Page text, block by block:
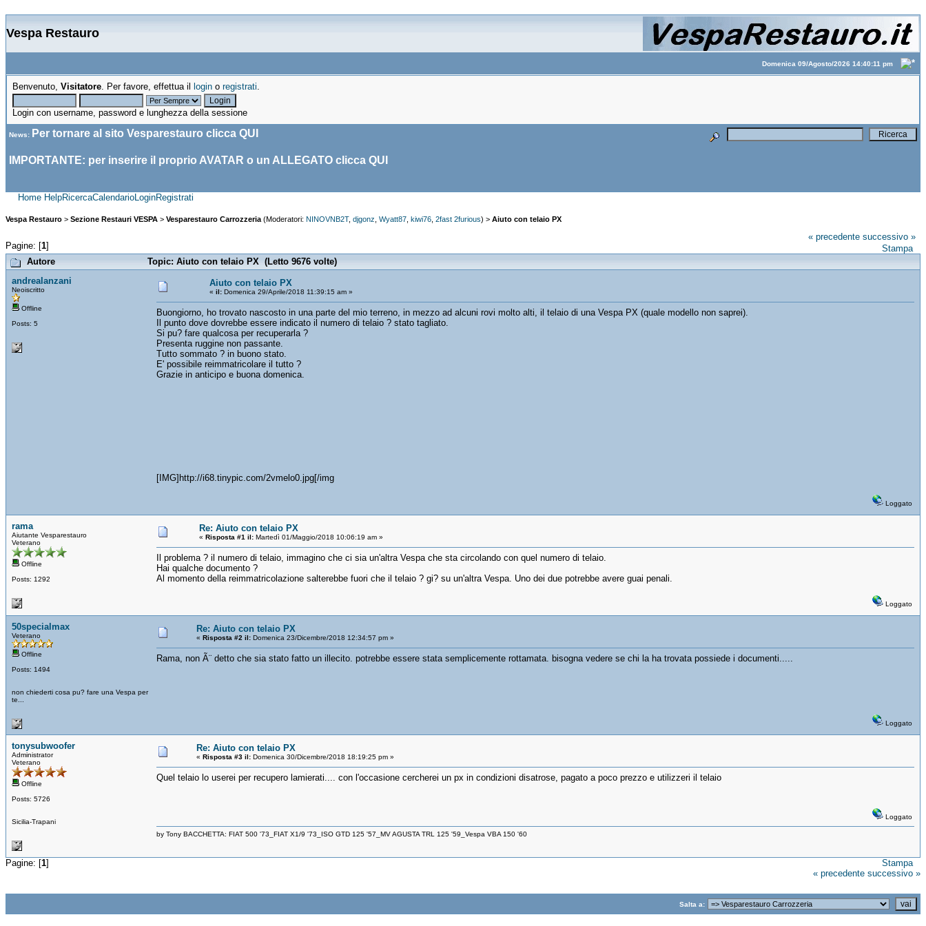
Vespa Restauro
Domenica 09/Agosto/2026 14:40:11 pm
Benvenuto, Visitatore. Per favore, effettua il login o registrati.
Login con username, password e lunghezza della sessione
News: Per tornare al sito Vesparestauro clicca QUI
IMPORTANTE: per inserire il proprio AVATAR o un ALLEGATO clicca QUI
Home HelpRicercaCalendarioLoginRegistrati
Vespa Restauro > Sezione Restauri VESPA > Vesparestauro Carrozzeria (Moderatori: NINOVNB2T, djgonz Wyatt87 kiwi76 2fast 2furious) > Aiuto con telaio PX
Pagine: [1]
« precedente successivo »
Stampa
Autore
Topic: Aiuto con telaio PX (Letto 9676 volte)
andrealanzani
Neoiscritto
Offline
Posts: 5
Aiuto con telaio PX
« il: Domenica 29/Aprile/2018 11:39:15 am »
Buongiorno, ho trovato nascosto in una parte del mio terreno, in mezzo ad alcuni rovi molto alti, il telaio di una Vespa PX (quale modello non saprei).
Il punto dove dovrebbe essere indicato il numero di telaio ? stato tagliato.
Si pu? fare qualcosa per recuperarla ?
Presenta ruggine non passante.
Tutto sommato ? in buono stato.
E' possibile reimmatricolare il tutto ?
Grazie in anticipo e buona domenica.
[IMG]http://i68.tinypic.com/2vmelo0.jpg[/img
Loggato
rama
Aiutante Vesparestauro
Veterano
Offline
Posts: 1292
Re: Aiuto con telaio PX
« Risposta #1 il: Martedì 01/Maggio/2018 10:06:19 am »
Il problema ? il numero di telaio, immagino che ci sia un'altra Vespa che sta circolando con quel numero di telaio.
Hai qualche documento ?
Al momento della reimmatricolazione salterebbe fuori che il telaio ? gi? su un'altra Vespa. Uno dei due potrebbe avere guai penali.
Loggato
50specialmax
Veterano
Offline
Posts: 1494
non chiederti cosa pu? fare una Vespa per
te...
Re: Aiuto con telaio PX
« Risposta #2 il: Domenica 23/Dicembre/2018 12:34:57 pm »
Rama, non Ã¨ detto che sia stato fatto un illecito. potrebbe essere stata semplicemente rottamata. bisogna vedere se chi la ha trovata possiede i documenti.....
Loggato
tonysubwoofer
Administrator
Veterano
Offline
Posts: 5726
Sicilia-Trapani
Re: Aiuto con telaio PX
« Risposta #3 il: Domenica 30/Dicembre/2018 18:19:25 pm »
Quel telaio lo userei per recupero lamierati.... con l'occasione cercherei un px in condizioni disatrose, pagato a poco prezzo e utilizzeri il telaio
Loggato
by Tony BACCHETTA: FIAT 500 '73_FIAT X1/9 '73_ISO GTD 125 '57_MV AGUSTA TRL 125 '59_Vespa VBA 150 '60
Pagine: [1]
Stampa
« precedente successivo »
Salta a: